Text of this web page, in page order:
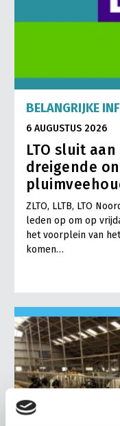
BELANGRIJKE
6 AUGUSTUS 2026
LTO sluit
dreigende
ZLTO, LLTB, LTO
leden op om op
het voorplein van
komen…